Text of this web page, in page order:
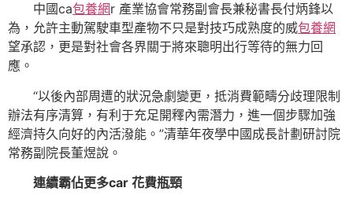
中國ca包養網r 產業協會常務副會長兼秘書長付炳鋒以
為，允許主動駕駛車型產物不只是對技巧成熟度的威包養網
望承認，更是對社會各界關于將來聰明出行等待的無力回
應。
“以後內部周遭的狀況急劇變更，抵消費範疇分歧理限制
辦法有序清算，有利于充足開釋內需潛力，進一個步驟加強
經濟持久向好的內活潑能。”清華年夜學中國成長計劃研討院
常務副院長董煜說。
連續霸佔更多car 花費瓶頸